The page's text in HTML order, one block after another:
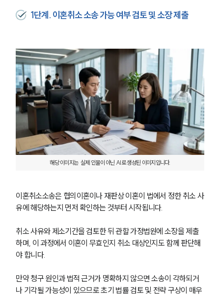
구성원 소개
소식/자료
언론보도
공지사항
법률 블로그
법률서식
뉴스레터/브로슈어
세미나
대륜법률상담예약
1단계. 이혼취소 소송 가능 여부 검토 및 소장 제출
해당 이미지는  실제 인물이 아닌 AI로 생성된 이미지입니다.
이혼취소소송은 협의이혼이나 재판상 이혼이 법에서 정한 취소 사
유에 해당하는지 먼저 확인하는 것부터 시작됩니다.
취소 사유와 제소기간을 검토한 뒤 관할 가정법원에 소장을 제출
하며, 이 과정에서 이혼이 무효인지 취소 대상인지도 함께 판단해
야 합니다.
만약 청구 원인과 법적 근거가 명확하지 않으면 소송이 각하되거
나 기각될 가능성이 있으므로 초기 법률 검토 및 전략 구상이 매우